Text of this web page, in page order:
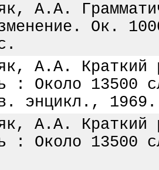
А.А.
Ок.
А.А. Краткий
: Около
энцикл.,
А.А. Краткий
: Около